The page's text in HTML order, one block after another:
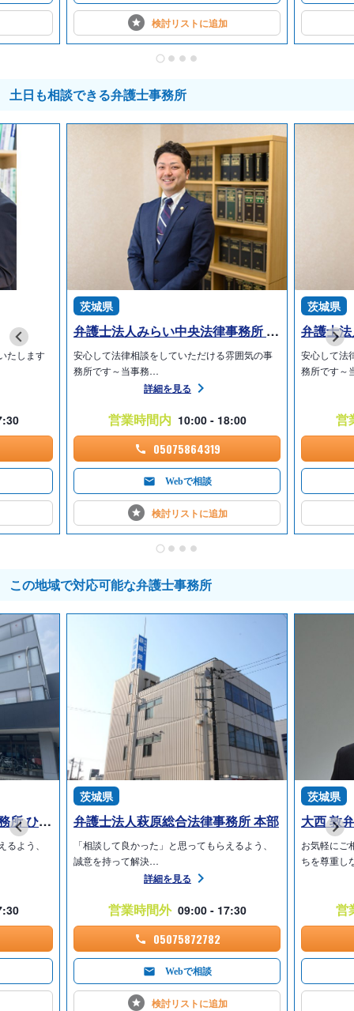
検討リストに追加
土日も相談できる弁護士事務所
たします
茨城県
弁護士法人みらい中央法律事務所 つくばみらい本部オフィス
安心して法律相談をしていただける雰囲気の事
務所です～当事務…
詳細を見る
営業時間内 10:00 - 18:00
05075864319
Webで相談
検討リストに追加
茨城県
安心して法
務所です～
営
この地域で対応可能な弁護士事務所
弁護士法人萩原総合法律事務所 ひたちなか支所
よう、
茨城県
弁護士法人萩原総合法律事務所 本部
「相談して良かった」と思ってもらえるよう、
誠意を持って解決…
詳細を見る
営業時間外 09:00 - 17:30
05075872782
Webで相談
検討リストに追加
茨城県
大西 敦
お気軽にご
ちを尊重
営